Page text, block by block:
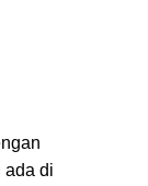
ada di